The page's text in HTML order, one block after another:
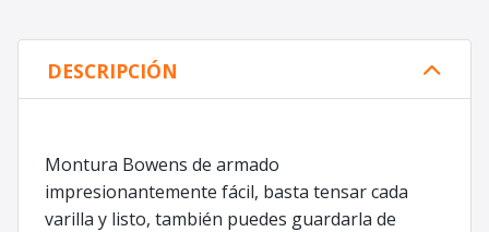
DESCRIPCIÓN
Montura Bowens de armado
impresionantemente fácil, basta tensar cada
varilla y listo, también puedes guardarla de